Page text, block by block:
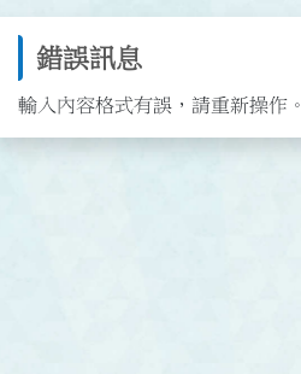
錯誤訊息
輸入內容格式有誤，請重新操作。